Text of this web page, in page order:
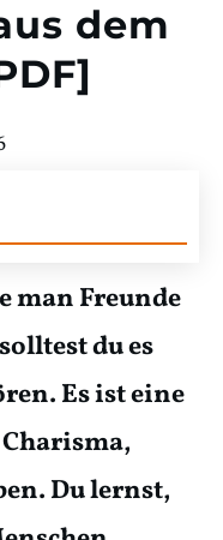
dem
man Freunde
du es
Es ist eine
Du lernst,